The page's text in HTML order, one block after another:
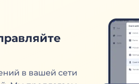
в вашей сети